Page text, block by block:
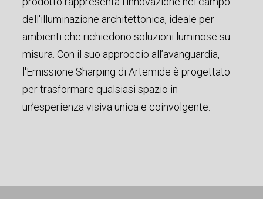
dell'illuminazione architettonica, ideale per
ambienti che richiedono soluzioni luminose su
misura. Con il suo approccio all’avanguardia,
l'Emissione Sharping di Artemide è progettato
per trasformare qualsiasi spazio in
un’esperienza visiva unica e coinvolgente.